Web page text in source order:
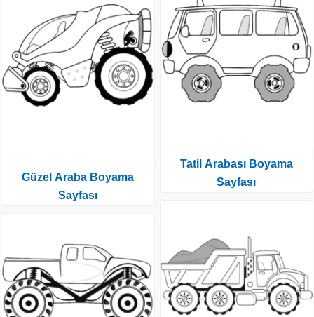
Güzel Araba Boyama
Sayfası
Tatil Arabası Boyama
Sayfası